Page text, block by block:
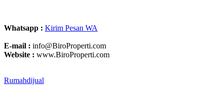
Whatsapp : Kirim Pesan WA
E-mail : info@BiroProperti.com
Website : www.BiroProperti.com
Rumahdijual